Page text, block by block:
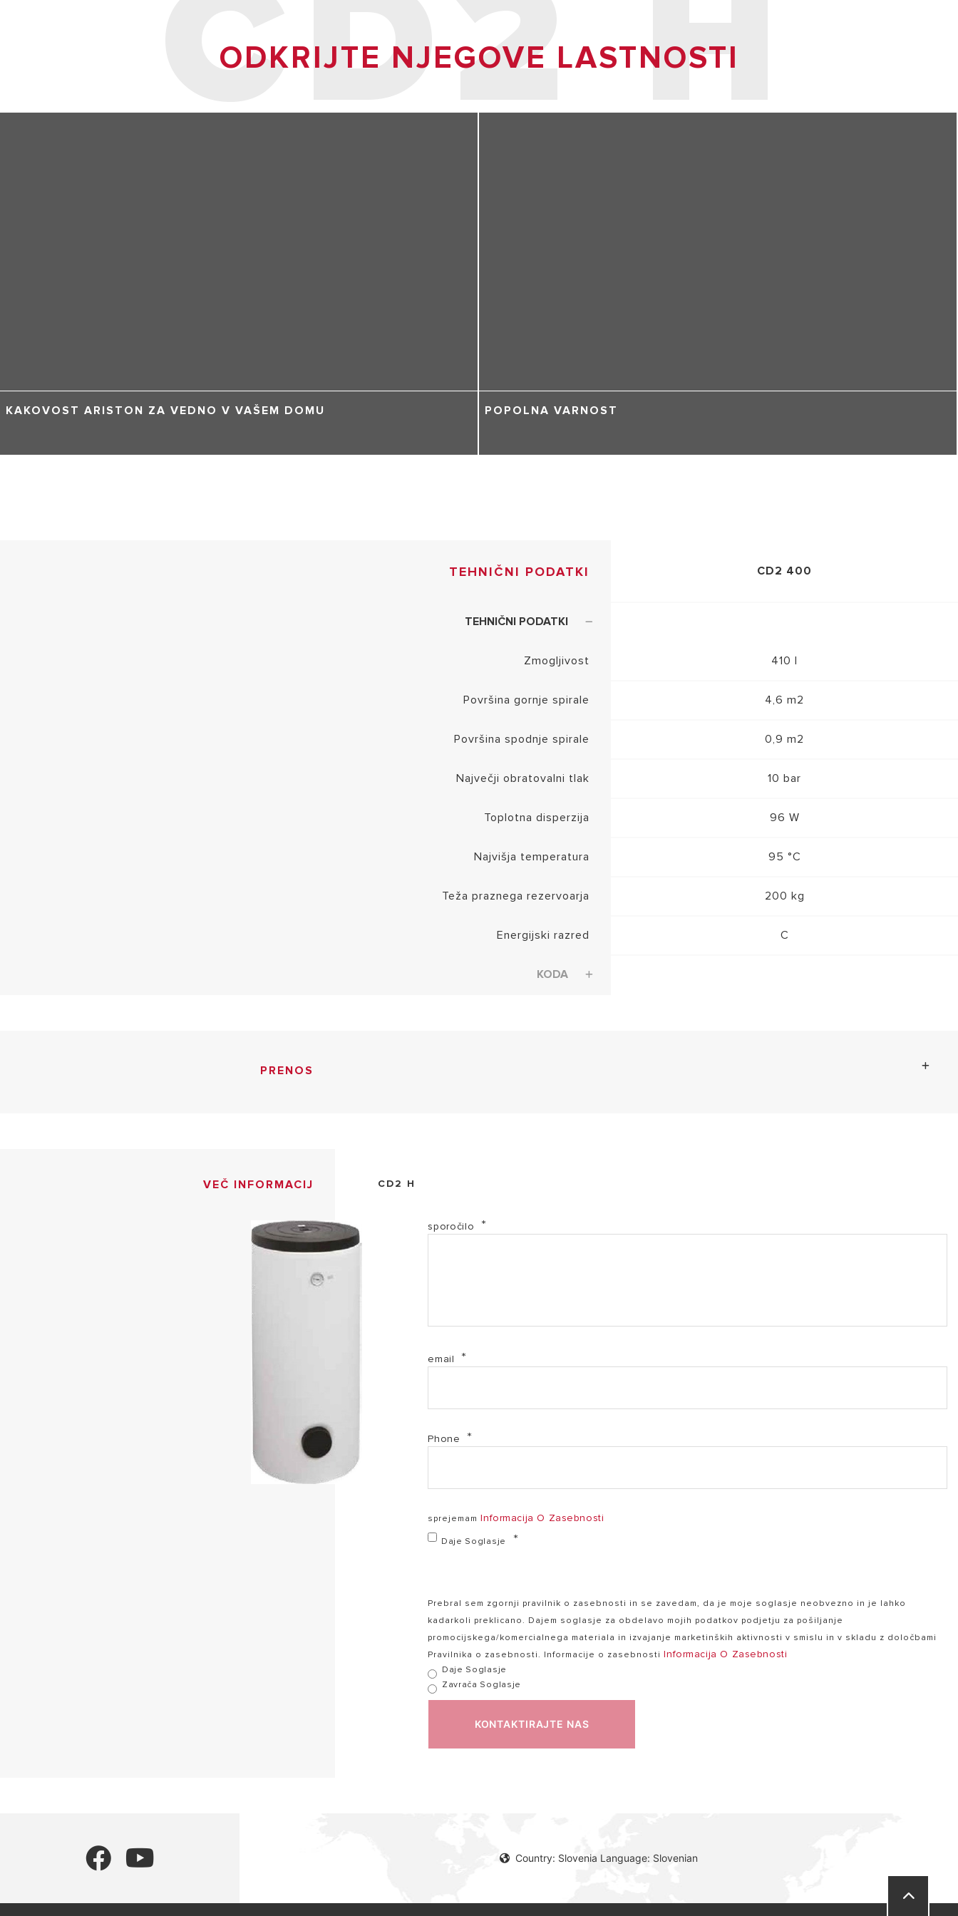
CD2 H
ODKRIJTE NJEGOVE LASTNOSTI
KAKOVOST ARISTON ZA VEDNO V VAŠEM DOMU POPOLNA VARNOST
TEHNIČNI PODATKI CD2 400
TEHNIČNI PODATKI
Zmogljivost 410 l
Površina gornje spirale 4,6 m2
Površina spodnje spirale 0,9 m2
Največji obratovalni tlak 10 bar
Toplotna disperzija 96 W
Najvišja temperatura 95 °C
Teža praznega rezervoarja 200 kg
Energijski razred C
KODA
PRENOS
VEČ INFORMACIJ CD2 H
sporočilo
email
Phone
sprejemamInformacija O Zasebnosti
Daje Soglasje
Prebral sem zgornji pravilnik o zasebnosti in se zavedam, da je moje soglasje neobvezno in je lahko
kadarkoli preklicano. Dajem soglasje za obdelavo mojih podatkov podjetju za pošiljanje
promocijskega/komercialnega materiala in izvajanje marketinških aktivnosti v smislu in v skladu z določbami
Pravilnika o zasebnosti. Informacije o zasebnostiInformacija O Zasebnosti
Daje Soglasje
Zavrača Soglasje
KONTAKTIRAJTE NAS
Country: Slovenia Language: Slovenian